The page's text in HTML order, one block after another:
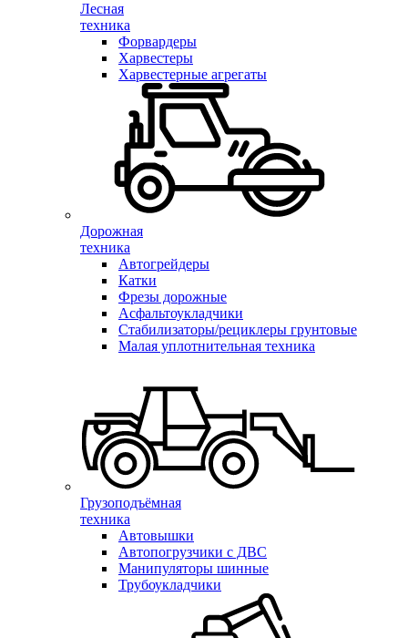
Лесная
техника
Форвардеры
Харвестеры
Харвестерные агрегаты
Дорожная
техника
Автогрейдеры
Катки
Фрезы дорожные
Асфальтоукладчики
Стабилизаторы/рециклеры грунтовые
Малая уплотнительная техника
Грузоподъёмная
техника
Автовышки
Автопогрузчики с ДВС
Манипуляторы шинные
Трубоукладчики